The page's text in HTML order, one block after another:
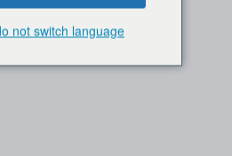
not switch language